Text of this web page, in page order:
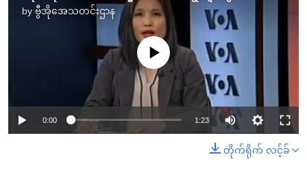
by ဗွီအိုအေသတင်းဌာန
No media source currently available
0:00 1:23
တိုက်ရိုက် လင့်ခ်